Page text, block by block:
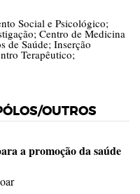
Social e Psicológico;
Centro de Medicina
de Saúde; Inserção
Terapêutico;
OUTROS
a promoção da saúde